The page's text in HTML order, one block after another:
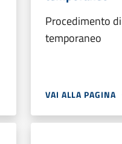
Procedimento
temporaneo
VAI ALLA PAGINA